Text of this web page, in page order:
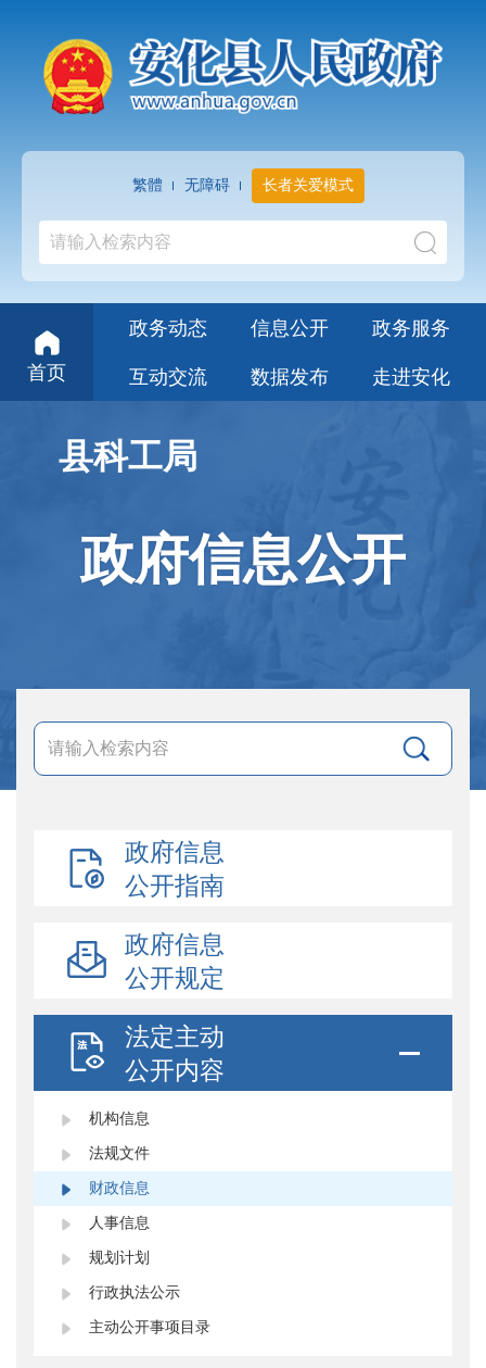
繁體 无障碍 长者关爱模式
首页
政务动态 信息公开 政务服务
互动交流 数据发布 走进安化
县科工局
政府信息公开
政府信息
公开指南
政府信息
公开规定
法定主动
公开内容
机构信息
法规文件
财政信息
人事信息
规划计划
行政执法公示
主动公开事项目录